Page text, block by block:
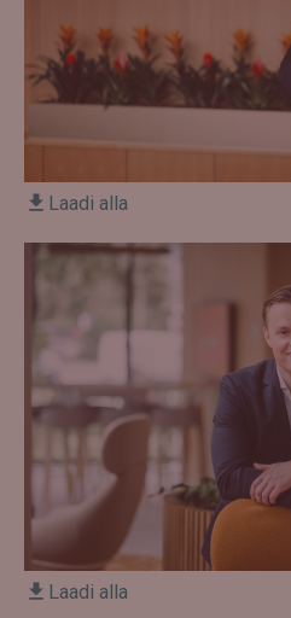
Laadi alla
Laadi alla